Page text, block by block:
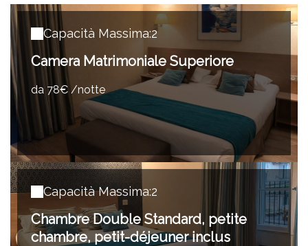
Capacità Massima:2
Camera Matrimoniale Superiore
da 78€ /notte
Capacità Massima:2
Chambre Double Standard, petite
chambre, petit-déjeuner inclus